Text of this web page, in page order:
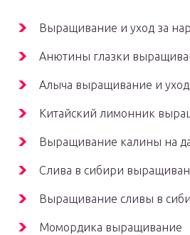
Выращивание и уход за
Анютины глазки
Алыча выращивание и уход
Китайский лимонник
Выращивание калины на
Слива в сибири
Выращивание сливы в
Момордика выращивание